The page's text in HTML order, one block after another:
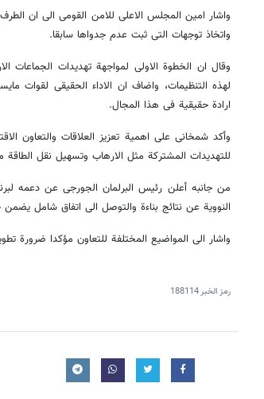
واشار امین المجلس الاعلی للامن القومی الی ان
واتخاذ توجهات التی ثبت عدم جدواها سابقا.
وقال ان الخطوة الاولی لمواجهة تهدیدات الجماعات
لهذه التنظیمات، واضاف ان الاداء الحقیقی لقوات
ارادة حقیقیة فی هذا المجال.
وأکد شمخانی علی اهمیة تعزیز العلاقات والتعاون
للتهدیدات المشترکة مثل الارهاب وتسهیل نقل
من جانبه أعلن رئیس البرلمان الجورجی عن دعمه
النوویة عن نتائج بناءة والتوصل الی اتفاق شامل
واشار الی المواضیع المختلفة للتعاون مؤکدا ضرورة
رمز الخبر188114